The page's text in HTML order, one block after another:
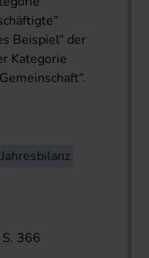
Beispiel“ der
Kategorie
Jahresbilanz
366